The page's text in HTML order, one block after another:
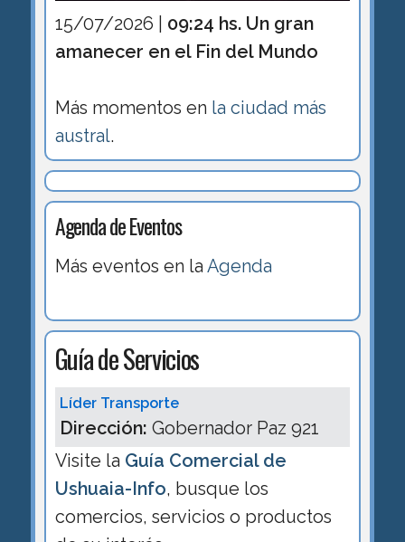
15/07/2026 | 09:24 hs. Un gran
amanecer en el Fin del Mundo
Más momentos en la ciudad más
austral.
Agenda de Eventos
Más eventos en la Agenda
Guía de Servicios
Líder Transporte
Dirección: Gobernador Paz 921
Visite la Guía Comercial de
Ushuaia-Info, busque los
comercios, servicios o productos